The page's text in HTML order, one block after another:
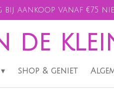
bij aankoop vanaf €75
de
shop & geniet